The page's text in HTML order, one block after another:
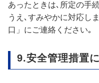
あったときは､所定の手
うえ､すみやかに対応し
口」にご連絡ください｡
9.安全管理措置